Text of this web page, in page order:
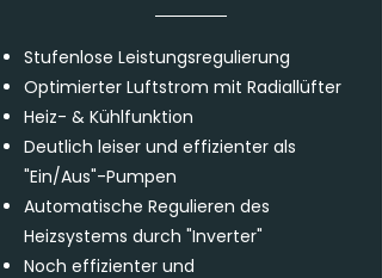
Stufenlose Leistungsregulierung
Optimierter Luftstrom mit Radiallüfter
Heiz- & Kühlfunktion
Deutlich leiser und effizienter als
"Ein/Aus"-Pumpen
Automatische Regulieren des
Heizsystems durch "Inverter"
Noch effizienter und